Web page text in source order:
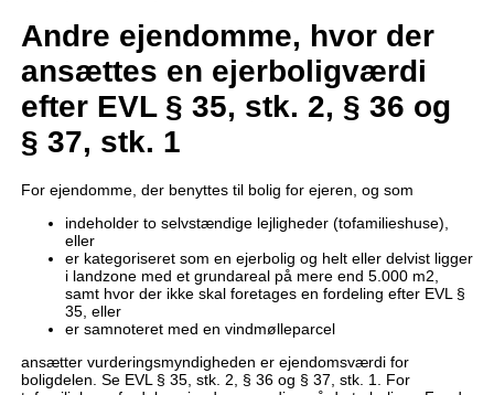
Andre ejendomme, hvor der
ansættes en ejerboligværdi
efter EVL § 35, stk. 2, § 36 og
§ 37, stk. 1
For ejendomme, der benyttes til bolig for ejeren, og som
indeholder to selvstændige lejligheder (tofamilieshuse),
eller
er kategoriseret som en ejerbolig og helt eller delvist ligger
i landzone med et grundareal på mere end 5.000 m2,
samt hvor der ikke skal foretages en fordeling efter EVL §
35, eller
er samnoteret med en vindmølleparcel
ansætter vurderingsmyndigheden er ejendomsværdi for
boligdelen. Se EVL § 35, stk. 2, § 36 og § 37, stk. 1. For